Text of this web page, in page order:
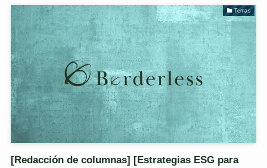
Temas
[Redacción de columnas] [Estrategias ESG para